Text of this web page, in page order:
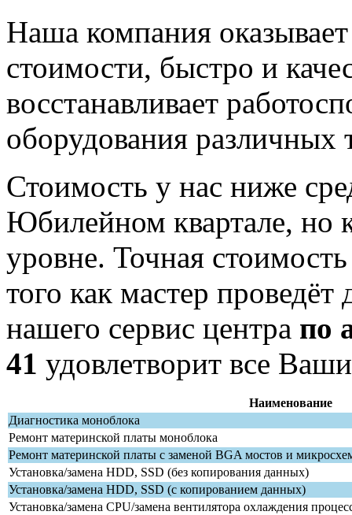
Наша компания
стоимости, быстро и
восстанавливает
оборудования различных
Стоимость у нас ниже
Юбилейном квартале, но
уровне. Точная
того как мастер
нашего сервис центра по
41 удовлетворит все
Наименование
Диагностика моноблока
Ремонт материнской платы моноблока
Ремонт материнской платы с заменой BGA мостов и
Установка/замена HDD, SSD (без копирования данных)
Установка/замена HDD, SSD (с копированием данных)
Установка/замена CPU/замена вентилятора охлаждения